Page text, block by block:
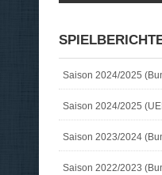
Saison 2024/2025
Saison 2024/2025
Saison 2023/2024
Saison 2022/2023